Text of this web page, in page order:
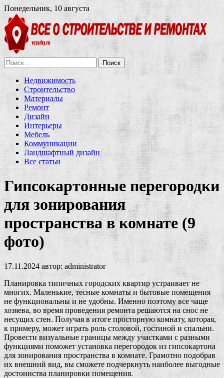
Понедельник, 10 августа
Найти:
Недвижимость
Строительство
Материалы
Ремонт
Дизайн
Интерьеры
Мебель
Коммуникации
Ландшафтный дизайн
Все статьи
Гипсокартонные перегородки
для зонирования
пространства в комнате (9
фото)
17.11.2024 автор: administrator
Планировка типичных городских квартир устраивает не
многих. Маленькие, тесные комнаты и бытовые помещения
не функциональны и не удобны. Именно поэтому все чаще
хозяева, во время проведения ремонта решаются на снос не
несущих стен. Получая в итоге просторную комнату, которая,
к примеру, может играть роль столовой, гостиной и спальни.
Провести визуальные границы между участками с разными
функциями поможет установка перегородок из гипсокартона
для зонирования пространства в комнате. Грамотно подобрав
их внешний вид, вы сможете подчеркнуть наиболее выгодные
достоинства планировки помещения.